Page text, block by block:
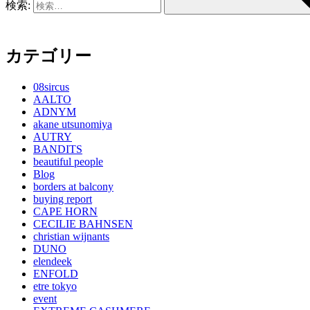
検索:
カテゴリー
08sircus
AALTO
ADNYM
akane utsunomiya
AUTRY
BANDITS
beautiful people
Blog
borders at balcony
buying report
CAPE HORN
CECILIE BAHNSEN
christian wijnants
DUNO
elendeek
ENFOLD
etre tokyo
event